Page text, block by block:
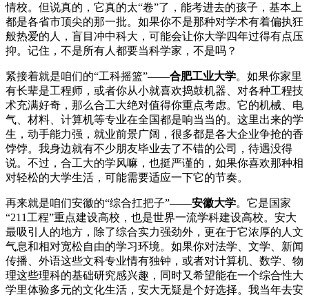
情校。但说真的，它真的太“卷”了，能考进去的孩子，基本上
都是各省市顶尖的那一批。如果你不是那种对学术有着偏执狂
般热爱的人，盲目冲中科大，可能会让你大学四年过得有点压
抑。记住，不是所有人都要当科学家，不是吗？
紧接着就是咱们的“工科摇篮”——合肥工业大学。如果你家里
有长辈是工程师，或者你从小就喜欢捣鼓机器、对各种工程技
术充满好奇，那么合工大绝对值得你重点考虑。它的机械、电
气、材料、计算机等专业在全国都是响当当的。这里出来的学
生，动手能力强，就业前景广阔，很多都是各大企业争抢的香
饽饽。我身边就有不少朋友毕业去了不错的公司，待遇没得
说。不过，合工大的学风嘛，也挺严谨的，如果你喜欢那种相
对轻松的大学生活，可能需要适应一下它的节奏。
再来就是咱们安徽的“综合扛把子”——安徽大学。它是国家
“211工程”重点建设高校，也是世界一流学科建设高校。安大
最吸引人的地方，除了综合实力强劲外，更在于它浓厚的人文
气息和相对宽松自由的学习环境。如果你对法学、文学、新闻
传播、外语这些文科专业情有独钟，或者对计算机、数学、物
理这些理科的基础研究感兴趣，同时又希望能在一个综合性大
学里体验多元的文化生活，安大无疑是个好选择。我当年去安